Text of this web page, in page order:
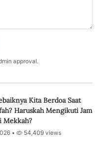
approval.
Kita Berdoa Saat
Haruskah Mengikuti Jam
Mekkah?
• 54,409 views